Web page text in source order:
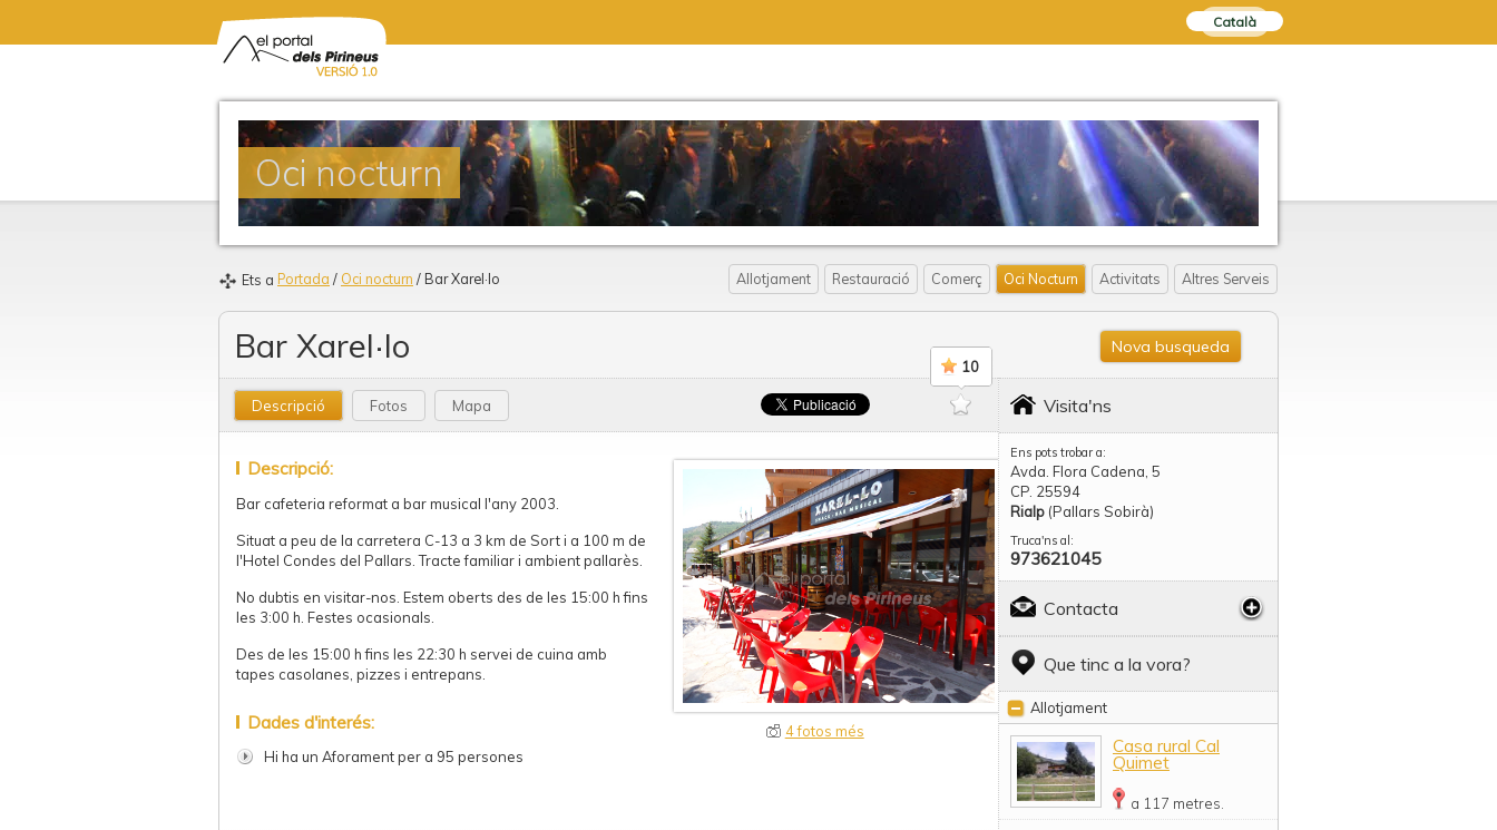
Català
Oci nocturn
Ets a Portada / Oci nocturn / Bar Xarel·lo Allotjament Restauració Comerç Oci Nocturn Activitats Altres Serveis
Bar Xarel·lo
10
Nova busqueda
Descripció Fotos Mapa
Descripció:
Bar cafeteria reformat a bar musical l'any 2003.
Situat a peu de la carretera C-13 a 3 km de Sort i a 100 m de
l'Hotel Condes del Pallars. Tracte familiar i ambient pallarès.
No dubtis en visitar-nos. Estem oberts des de les 15:00 h fins
les 3:00 h. Festes ocasionals.
Des de les 15:00 h fins les 22:30 h servei de cuina amb
tapes casolanes, pizzes i entrepans.
Dades d'interés:
Hi ha un Aforament per a 95 persones
4 fotos més
Visita'ns
Ens pots trobar a:
Avda. Flora Cadena, 5
CP. 25594
Rialp (Pallars Sobirà)
Truca'ns al:
973621045
Contacta
Que tinc a la vora?
Allotjament
Casa rural Cal
Quimet
a 117 metres.